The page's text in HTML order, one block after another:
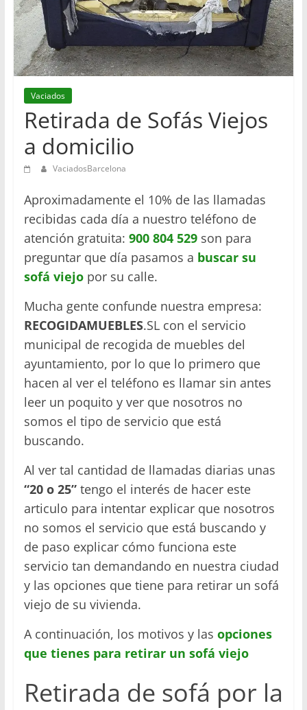
en
Barcelona
Vaciados
Retirada de Sofás Viejos
a domicilio
VaciadosBarcelona
Aproximadamente el 10% de las llamadas
recibidas cada día a nuestro teléfono de
atención gratuita: 900 804 529son para
preguntar que día pasamos a buscar su
sofá viejopor su calle.
Mucha gente confunde nuestra empresa:
RECOGIDAMUEBLES.SL con el servicio
municipal de recogida de muebles del
ayuntamiento, por lo que lo primero que
hacen al ver el teléfono es llamar sin antes
leer un poquito y ver que nosotros no
somos el tipo de servicio que está
buscando.
Al ver tal cantidad de llamadas diarias unas
“20 o 25”tengo el interés de hacer este
articulo para intentar explicar que nosotros
no somos el servicio que está buscando y
de paso explicar cómo funciona este
servicio tan demandando en nuestra ciudad
y las opciones que tiene para retirar un sofá
viejo de su vivienda.
A continuación, los motivos y las opciones
que tienes para retirar un sofá viejo
Retirada de sofá por la